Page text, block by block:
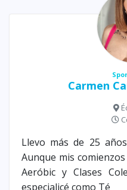
Carmen
Llevo más de 25
Aunque mis
Aeróbic y Clases
especialicé como Té